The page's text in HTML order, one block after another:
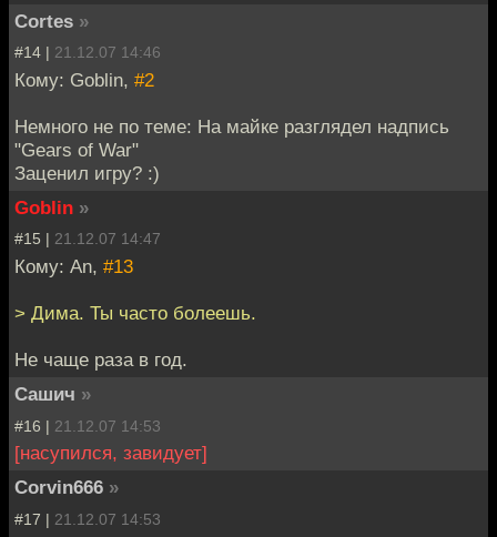
Cortes »
#14 | 21.12.07 14:46
Кому: Goblin, #2
Немного не по теме: На майке разглядел надпись
"Gears of War"
Заценил игру? :)
Goblin »
#15 | 21.12.07 14:47
Кому: An, #13
> Дима. Ты часто болеешь.
Не чаще раза в год.
Сашич »
#16 | 21.12.07 14:53
[насупился, завидует]
Corvin666 »
#17 | 21.12.07 14:53